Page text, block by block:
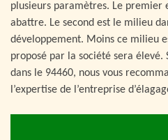
plusieurs paramètres. Le premier
abattre. Le second est le milieu
développement. Moins ce milieu
proposé par la société sera élevé.
dans le 94460, nous vous
l’expertise de l’entreprise